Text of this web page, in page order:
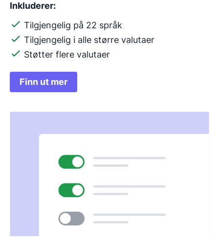
Inkluderer:
Tilgjengelig på 22 språk
Tilgjengelig i alle større valutaer
Støtter flere valutaer
Finn ut mer